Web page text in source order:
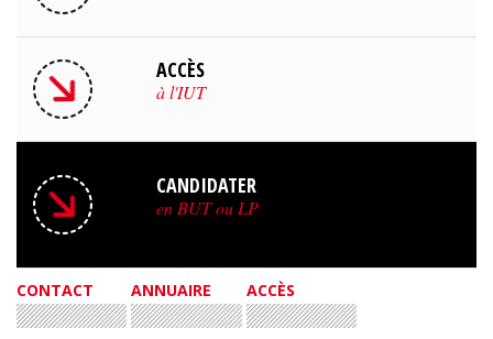
ACCÈS
à l'IUT
CANDIDATER
en BUT ou LP
CONTACT ANNUAIRE ACCÈS